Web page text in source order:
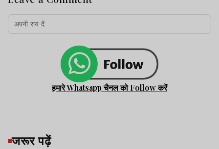
हमारे Whatsapp चैनल को Follow करें
जरूर पढ़ें